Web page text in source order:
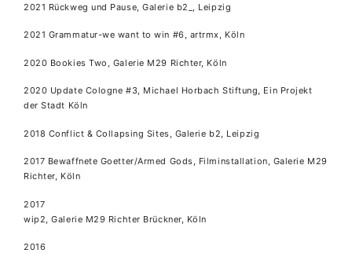
2021 Rückweg und Pause, Galerie b2_, Leipzig
2021 Grammatur-we want to win #6, artrmx, Köln
2020 Bookies Two, Galerie M29 Richter, Köln
2020 Update Cologne #3, Michael Horbach Stiftung, Ein Projekt
der Stadt Köln
2018 Conflict & Collapsing Sites, Galerie b2, Leipzig
2017 Bewaffnete Goetter/Armed Gods, Filminstallation, Galerie M29
Richter, Köln
2017
wip2, Galerie M29 Richter Brückner, Köln
2016